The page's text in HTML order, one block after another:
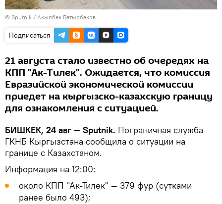
© Sputnik / Акылбек Батырбеков
Подписаться
21 августа стало известно об очередях на
КПП "Ак-Тилек". Ожидается, что комиссия
Евразийской экономической комиссии
приедет на кыргызско-казахскую границу
для ознакомления с ситуацией.
БИШКЕК, 24 авг — Sputnik. Пограничная служба
ГКНБ Кыргызстана сообщила о ситуации на
границе с Казахстаном.
Информация на 12:00:
около КПП "Ак-Тилек" — 379 фур (сутками
ранее было 493);